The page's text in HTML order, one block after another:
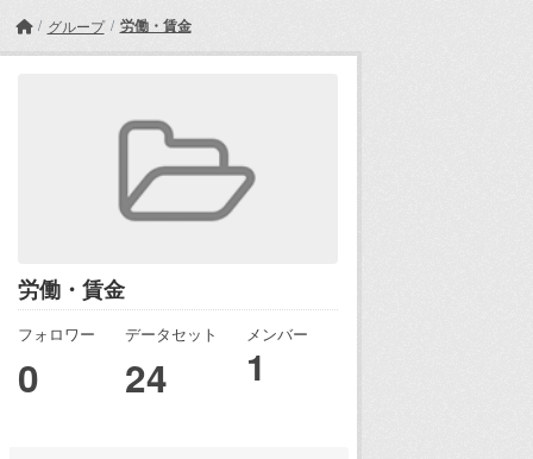
グループ 労働・賃金
労働・賃金
フォロワー
0
データセット
24
メンバー
1